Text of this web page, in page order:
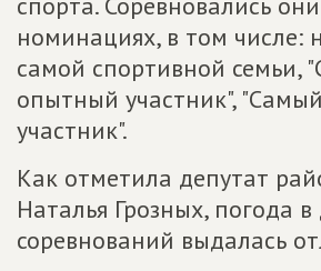
номинациях, в том числе:
самой спортивной семьи,
опытный участник",
участник".
Как отметила депутат
Наталья Грозных, погода в
соревнований выдалась